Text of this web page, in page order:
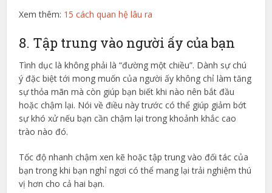
Xem thêm: 15 cách quan hệ lâu ra
8. Tập trung vào người ấy của bạn
Tình dục là không phải là “đường một chiều”. Dành sự chú
ý đặc biệt tới mong muốn của người ấy không chỉ làm tăng
sự thỏa mãn mà còn giúp bạn biết khi nào nên bắt đầu
hoặc chậm lại. Nói về điều này trước có thể giúp giảm bớt
sự khó xử nếu bạn cần chậm lại trong khoảnh khắc cao
trào nào đó.
Tốc độ nhanh chậm xen kẽ hoặc tập trung vào đối tác của
bạn trong khi bạn nghỉ ngơi có thể mang lại trải nghiệm thú
vị hơn cho cả hai bạn.